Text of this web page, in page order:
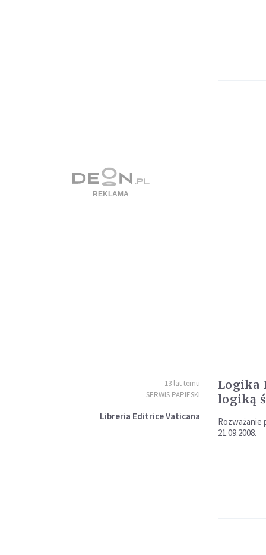
13 lat temu
SERWIS PAPIESKI
Libreria Editrice Vaticana
Logika
logiką
Rozważanie
21.09.2008.